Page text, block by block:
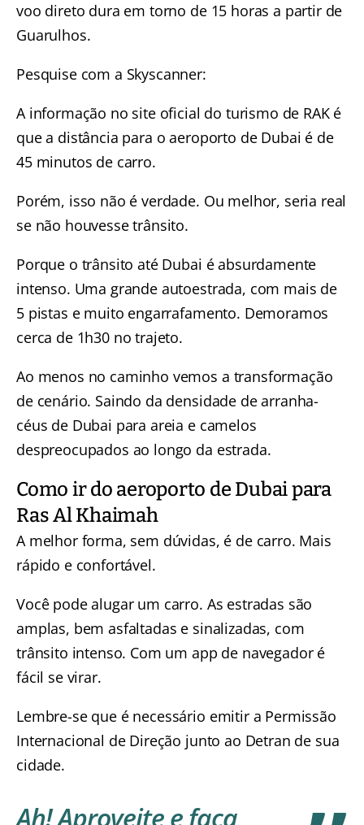
voo direto dura em torno de 15 horas a partir de
Guarulhos.
Pesquise com a Skyscanner:
A informação no site oficial do turismo de RAK é
que a distância para o aeroporto de Dubai é de
45 minutos de carro.
Porém, isso não é verdade. Ou melhor, seria real
se não houvesse trânsito.
Porque o trânsito até Dubai é absurdamente
intenso. Uma grande autoestrada, com mais de
5 pistas e muito engarrafamento. Demoramos
cerca de 1h30 no trajeto.
Ao menos no caminho vemos a transformação
de cenário. Saindo da densidade de arranha-
céus de Dubai para areia e camelos
despreocupados ao longo da estrada.
Como ir do aeroporto de Dubai para
Ras Al Khaimah
A melhor forma, sem dúvidas, é de carro. Mais
rápido e confortável.
Você pode alugar um carro. As estradas são
amplas, bem asfaltadas e sinalizadas, com
trânsito intenso. Com um app de navegador é
fácil se virar.
Lembre-se que é necessário emitir a Permissão
Internacional de Direção junto ao Detran de sua
cidade.
Ah! Aproveite e faça